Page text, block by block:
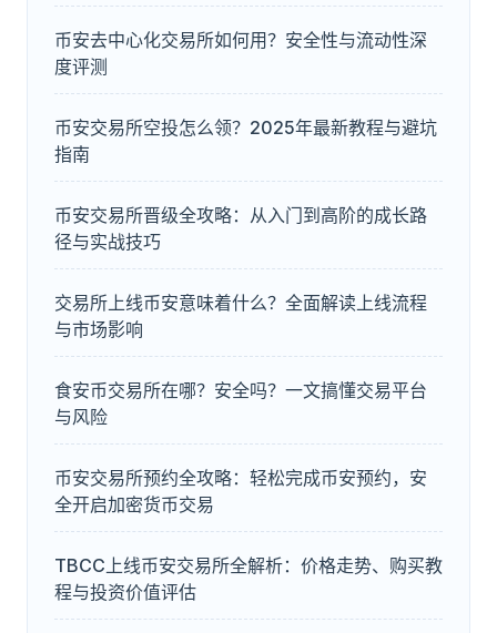
币安去中心化交易所如何用？安全性与流动性深
度评测
币安交易所空投怎么领？2025年最新教程与避坑
指南
币安交易所晋级全攻略：从入门到高阶的成长路
径与实战技巧
交易所上线币安意味着什么？全面解读上线流程
与市场影响
食安币交易所在哪？安全吗？一文搞懂交易平台
与风险
币安交易所预约全攻略：轻松完成币安预约，安
全开启加密货币交易
TBCC上线币安交易所全解析：价格走势、购买教
程与投资价值评估